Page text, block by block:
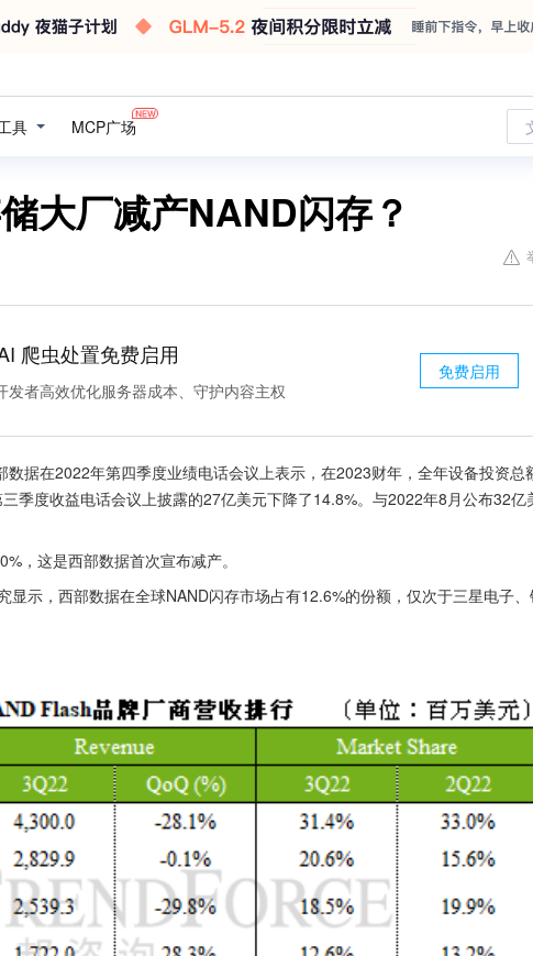
具 MCP广场
大厂减产NAND闪存？
爬虫处置免费启用
发者高效优化服务器成本、守护内容主权
免费启用
据在2022年第四季度业绩电话会议上表示，在2023财年，全年设备投资总
季度收益电话会议上披露的27亿美元下降了14.8%。与2022年8月公布32亿
，这是西部数据首次宣布减产。
显示，西部数据在全球NAND闪存市场占有12.6%的份额，仅次于三星电子